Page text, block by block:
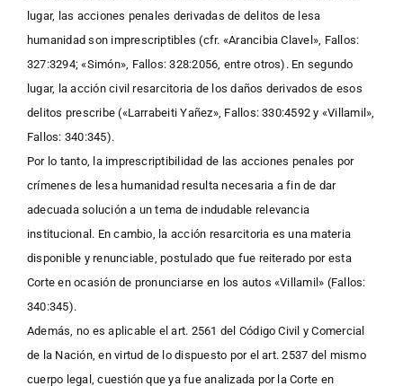
lugar, las acciones penales derivadas de delitos de lesa
humanidad son imprescriptibles (cfr. «Arancibia Clavel», Fallos:
327:3294; «Simón», Fallos: 328:2056, entre otros). En segundo
lugar, la acción civil resarcitoria de los daños derivados de esos
delitos prescribe («Larrabeiti Yañez», Fallos: 330:4592 y «Villamil»,
Fallos: 340:345).
Por lo tanto, la imprescriptibilidad de las acciones penales por
crímenes de lesa humanidad resulta necesaria a fin de dar
adecuada solución a un tema de indudable relevancia
institucional. En cambio, la acción resarcitoria es una materia
disponible y renunciable, postulado que fue reiterado por esta
Corte en ocasión de pronunciarse en los autos «Villamil» (Fallos:
340:345).
Además, no es aplicable el art. 2561 del Código Civil y Comercial
de la Nación, en virtud de lo dispuesto por el art. 2537 del mismo
cuerpo legal, cuestión que ya fue analizada por la Corte en